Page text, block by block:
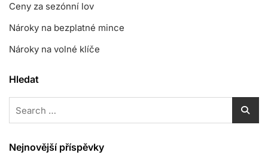
Ceny za sezónní lov
Nároky na bezplatné mince
Nároky na volné klíče
Hledat
for:
Nejnovější příspěvky